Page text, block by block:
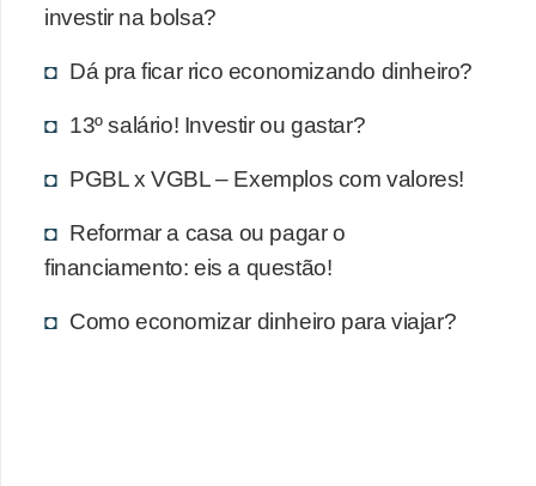
investir na bolsa?
Dá pra ficar rico economizando dinheiro?
13º salário! Investir ou gastar?
PGBL x VGBL – Exemplos com valores!
Reformar a casa ou pagar o
financiamento: eis a questão!
Como economizar dinheiro para viajar?